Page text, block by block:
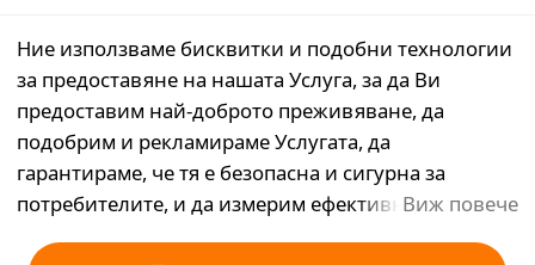
Ние използваме бисквитки и подобни технологии
за предоставяне на нашата Услуга, за да Ви
предоставим най-доброто преживяване, да
подобрим и рекламираме Услугата, да
гарантираме, че тя е безопасна и сигурна за
потребителите, и да измерим ефективността на
Виж повече